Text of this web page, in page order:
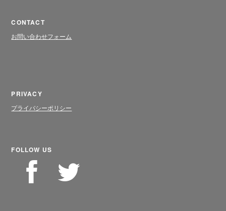
CONTACT
お問い合わせフォーム
PRIVACY
プライバシーポリシー
FOLLOW US